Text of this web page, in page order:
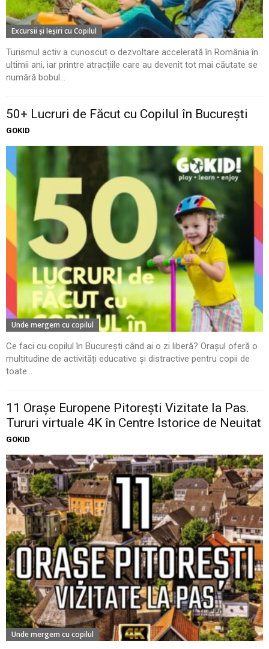
Excursii şi Ieşiri cu Copilul
Turismul activ a cunoscut o dezvoltare accelerată în România în
ultimii ani, iar printre atracțiile care au devenit tot mai căutate se
numără bobul...
50+ Lucruri de Făcut cu Copilul în București
GOKID
Unde mergem cu copilul
Ce faci cu copilul în București când ai o zi liberă? Orașul oferă o
multitudine de activități educative și distractive pentru copii de
toate...
11 Oraşe Europene Pitoreşti Vizitate la Pas.
Tururi virtuale 4K în Centre Istorice de Neuitat
GOKID
Unde mergem cu copilul